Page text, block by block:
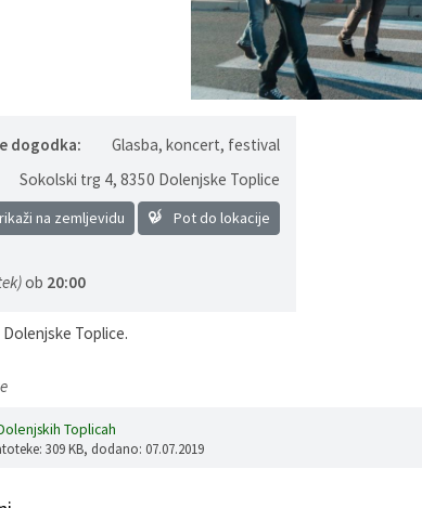
dogodka:
Glasba, koncert, festival
Sokolski trg 4, 8350 Dolenjske Toplice
na zemljevidu Pot do lokacije
ob 20:00
Toplice.
Toplicah
309 KB, dodano: 07.07.2019